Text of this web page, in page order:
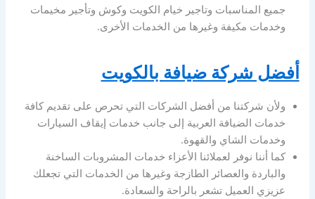
جميع المناسبات وتاجير خيام الكويت وكوش وتأجير مخيمات
وخدمات مكيفة وغيرها من الخدمات الأخرى.
أفضل شركة ضيافة بالكويت
ولأن شركتنا من أفضل الشركات التي تحرص على تقديم كافة
خدمات الضيافة العربية إلى جانب خدمات إيقاف السيارات
وخدمات الشاي والقهوة.
كما أننا نوفر لعملائنا الأعزاء خدمات المشروبات الساخنة
والباردة والعصائر الطازجة وغيرها من الخدمات التي تجعلك
عزيزي العميل تشعر بالراحة والسعادة.